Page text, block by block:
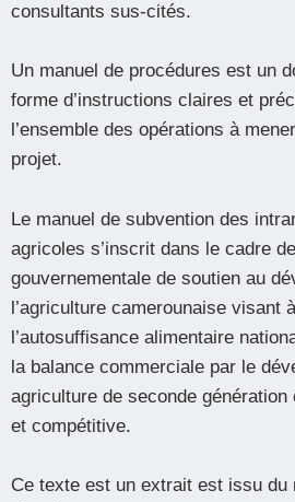
consultants sus-cités.
Un manuel de procédures est un
forme d’instructions claires et
l’ensemble des opérations à
projet.
Le manuel de subvention des
agricoles s’inscrit dans le cadre
gouvernementale de soutien au
l’agriculture camerounaise visant
l’autosuffisance alimentaire
la balance commerciale par le
agriculture de seconde
et compétitive.
Ce texte est un extrait est issu du